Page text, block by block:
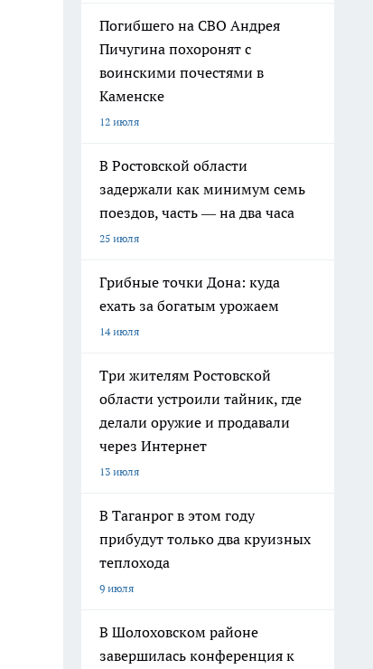
Погибшего на СВО Андрея
Пичугина похоронят с
воинскими почестями в
Каменске
12 июля
В Ростовской области
задержали как минимум семь
поездов, часть — на два часа
25 июля
Грибные точки Дона: куда
ехать за богатым урожаем
14 июля
Три жителям Ростовской
области устроили тайник, где
делали оружие и продавали
через Интернет
13 июля
В Таганрог в этом году
прибудут только два круизных
теплохода
9 июля
В Шолоховском районе
завершилась конференция к